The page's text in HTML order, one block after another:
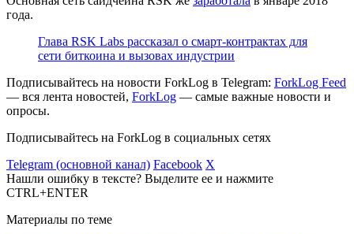
года.
Глава RSK Labs рассказал о смарт-контрактах для
сети биткоина и вызовах индустрии
Подписывайтесь на новости ForkLog в Telegram: ForkLog Feed
— вся лента новостей, ForkLog — самые важные новости и
опросы.
Подписывайтесь на ForkLog в социальных сетях
Telegram (основной канал) Facebook X
Нашли ошибку в тексте? Выделите ее и нажмите
CTRL+ENTER
Материалы по теме